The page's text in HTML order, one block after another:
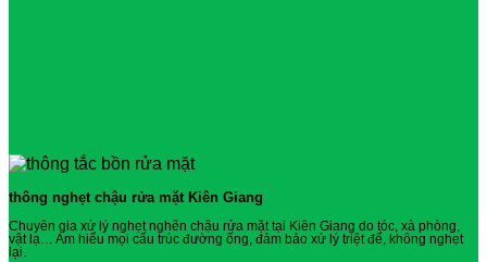
thông nghẹt chậu rửa mặt Kiên Giang
Chuyên gia xử lý nghẹt nghẽn chậu rửa mặt tại Kiên Giang do tóc, xà phòng,
vật lạ… Am hiểu mọi cấu trúc đường ống, đảm bảo xử lý triệt để, không nghẹt
lại.